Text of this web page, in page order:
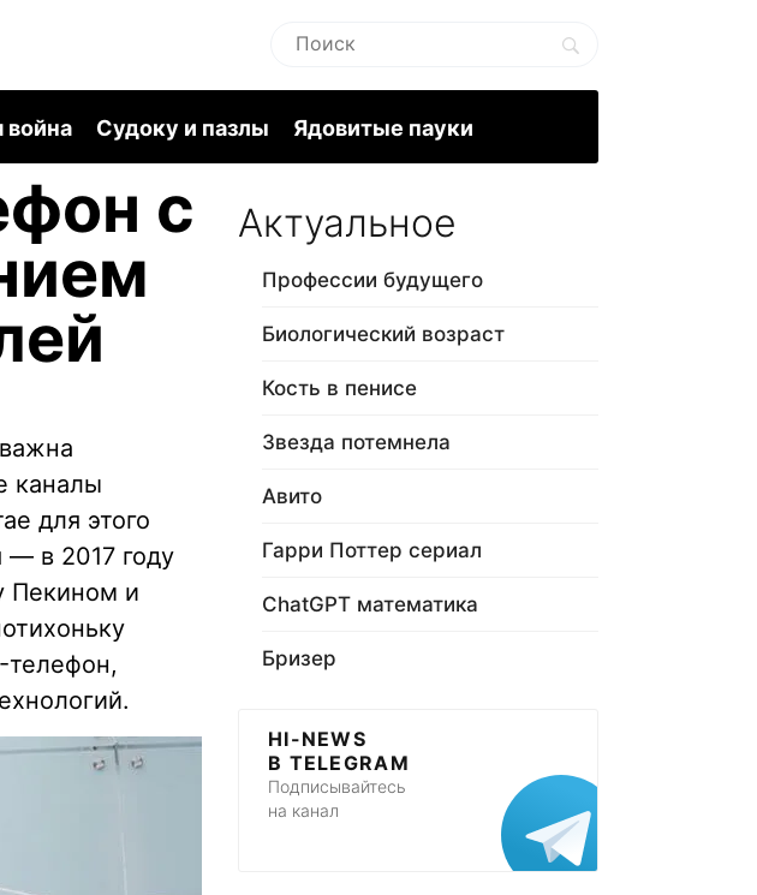
война Судоку и пазлы Ядовитые пауки
с
каналы
для этого
— в 2017 году
Пекином и
телефон,
Актуальное
Профессии будущего
Биологический возраст
Кость в пенисе
Звезда потемнела
Авито
Гарри Поттер сериал
ChatGPT математика
Бризер
HI-NEWS
В TELEGRAM
Подписывайтесь
на канал